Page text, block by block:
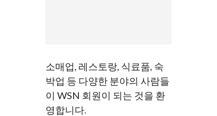
소매업, 레스토랑, 식료품, 숙
박업 등 다양한 분야의 사람들
이 WSN 회원이 되는 것을 환
영합니다.